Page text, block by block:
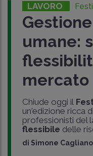
LAVORO
umane:
mercato
Chiude oggi il
un'edizione ricca
professionisti del
flessibile delle
di Simone Cagliano